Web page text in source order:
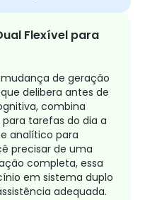
Flexível para
de geração
delibera antes de
combina
tarefas do dia a
analítico para
precisar de uma
completa, essa
em sistema duplo
adequada.